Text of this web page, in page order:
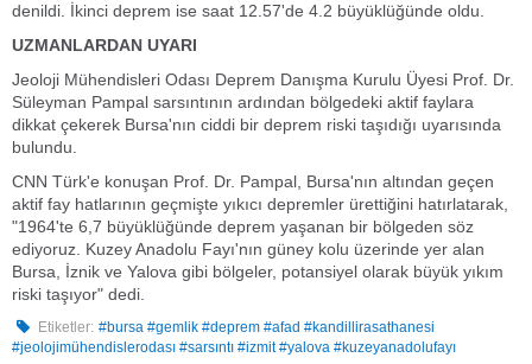
denildi. İkinci deprem ise saat 12.57'de 4.2 büyüklüğünde oldu.
UZMANLARDAN UYARI
Jeoloji Mühendisleri Odası Deprem Danışma Kurulu Üyesi Prof. Dr.
Süleyman Pampal sarsıntının ardından bölgedeki aktif faylara
dikkat çekerek Bursa'nın ciddi bir deprem riski taşıdığı uyarısında
bulundu.
CNN Türk'e konuşan Prof. Dr. Pampal, Bursa'nın altından geçen
aktif fay hatlarının geçmişte yıkıcı depremler ürettiğini hatırlatarak,
"1964'te 6,7 büyüklüğünde deprem yaşanan bir bölgeden söz
ediyoruz. Kuzey Anadolu Fayı'nın güney kolu üzerinde yer alan
Bursa, İznik ve Yalova gibi bölgeler, potansiyel olarak büyük yıkım
riski taşıyor" dedi.
Etiketler: #bursa #gemlik #deprem #afad #kandillirasathanesi
#jeolojimühendislerodası #sarsıntı #izmit #yalova #kuzeyanadolufayı